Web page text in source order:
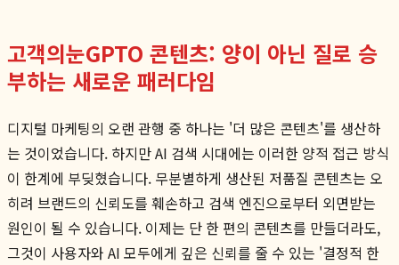
고객의눈GPTO 콘텐츠: 양이 아닌 질로 승
부하는 새로운 패러다임
디지털 마케팅의 오랜 관행 중 하나는 '더 많은 콘텐츠'를 생산하
는 것이었습니다. 하지만 AI 검색 시대에는 이러한 양적 접근 방식
이 한계에 부딪혔습니다. 무분별하게 생산된 저품질 콘텐츠는 오
히려 브랜드의 신뢰도를 훼손하고 검색 엔진으로부터 외면받는
원인이 될 수 있습니다. 이제는 단 한 편의 콘텐츠를 만들더라도,
그것이 사용자와 AI 모두에게 깊은 신뢰를 줄 수 있는 '결정적 한